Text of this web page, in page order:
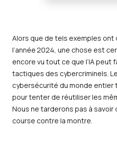
Alors que de tels exemples ont
l’année 2024, une chose est
encore vu tout ce que l’IA
tactiques des cybercriminels.
cybersécurité du monde entier
pour tenter de réutiliser les
Nous ne tarderons pas à
course contre la montre.